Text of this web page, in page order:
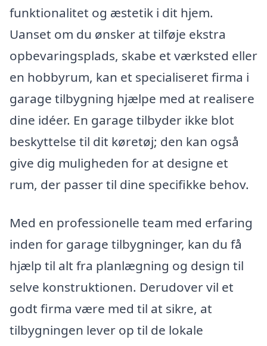
funktionalitet og æstetik i dit hjem.
Uanset om du ønsker at tilføje ekstra
opbevaringsplads, skabe et værksted eller
en hobbyrum, kan et specialiseret firma i
garage tilbygning hjælpe med at realisere
dine idéer. En garage tilbyder ikke blot
beskyttelse til dit køretøj; den kan også
give dig muligheden for at designe et
rum, der passer til dine specifikke behov.
Med en professionelle team med erfaring
inden for garage tilbygninger, kan du få
hjælp til alt fra planlægning og design til
selve konstruktionen. Derudover vil et
godt firma være med til at sikre, at
tilbygningen lever op til de lokale